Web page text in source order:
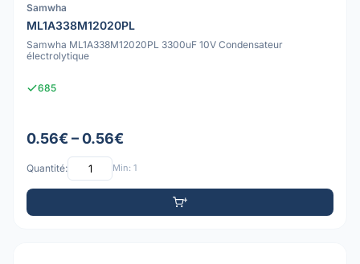
Samwha
ML1A338M12020PL
Samwha ML1A338M12020PL 3300uF 10V Condensateur
électrolytique
685
0.56€ – 0.56€
Quantité: Min: 1